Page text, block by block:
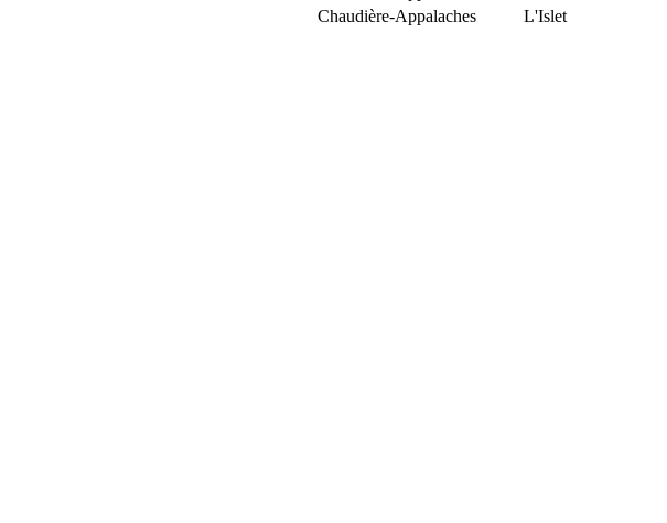
Chaudière-Appalaches L'Islet